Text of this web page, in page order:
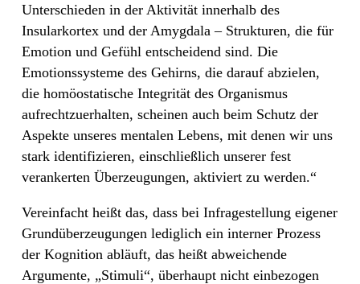
Unterschieden in der Aktivität innerhalb des
Insularkortex und der Amygdala – Strukturen, die für
Emotion und Gefühl entscheidend sind. Die
Emotionssysteme des Gehirns, die darauf abzielen,
die homöostatische Integrität des Organismus
aufrechtzuerhalten, scheinen auch beim Schutz der
Aspekte unseres mentalen Lebens, mit denen wir uns
stark identifizieren, einschließlich unserer fest
verankerten Überzeugungen, aktiviert zu werden.“
Vereinfacht heißt das, dass bei Infragestellung eigener
Grundüberzeugungen lediglich ein interner Prozess
der Kognition abläuft, das heißt abweichende
Argumente, „Stimuli“, überhaupt nicht einbezogen